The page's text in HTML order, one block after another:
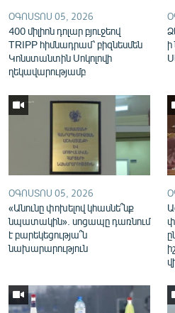
English
Русский
ՀԵՏԵՎԵՔ ՄԵԶ
«Ազատության» բոլոր
ՕԳՈՍՏՈՍ 05, 2026
400 միլիոն դոլար բյուջեով
TRIPP հիմնադրամ՝ բիզնեսմեն
Կոնստանտին Սոկոլովի
ղեկավարությամբ
ՕԳՈՍՏՈՍ 05, 2026
«Անունը փոխելով կհասնե՞նք
նպատակին». սոցապը դառնում
է բարեկեցությա՞ն
նախարարություն